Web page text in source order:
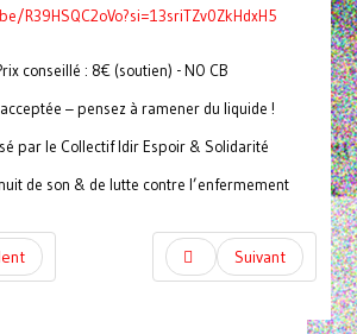
R39HSQC2oVo?si=13sriTZv0ZkHdxH5
conseillé : 8€ (soutien) - NO CB
– pensez à ramener du liquide !
par le Collectif Idir Espoir & Solidarité
de son & de lutte contre l’enfermement
Suivant